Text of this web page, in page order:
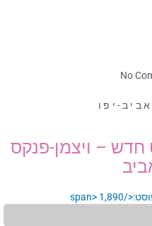
No
יפו
חדש – ויצמן-פנקס
1,890